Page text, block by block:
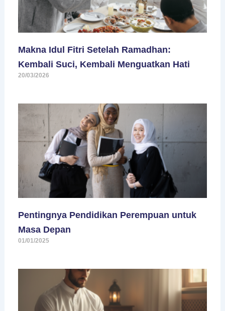
Makna Idul Fitri Setelah Ramadhan:
Kembali Suci, Kembali Menguatkan Hati
20/03/2026
Pentingnya Pendidikan Perempuan untuk
Masa Depan
01/01/2025